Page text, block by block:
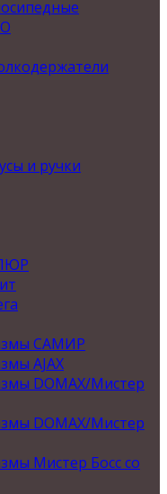
и ручки
САМИР
AJAX
DOMAX/Мистер
DOMAX/Мистер
Мистер Босс со